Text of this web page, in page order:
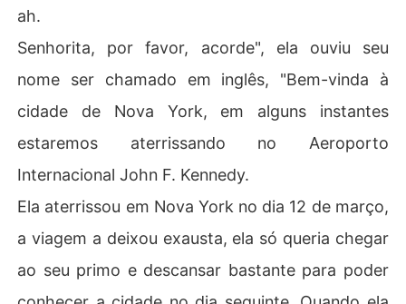
ah.
Senhorita, por favor, acorde", ela ouviu seu
nome ser chamado em inglês, "Bem-vinda à
cidade de Nova York, em alguns instantes
estaremos aterrissando no Aeroporto
Internacional John F. Kennedy.
Ela aterrissou em Nova York no dia 12 de março,
a viagem a deixou exausta, ela só queria chegar
ao seu primo e descansar bastante para poder